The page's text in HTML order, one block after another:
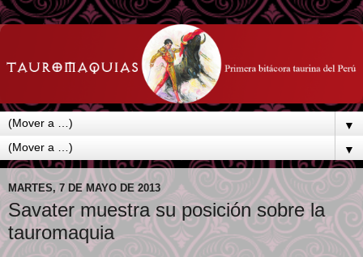
▼
▼
MARTES, 7 DE MAYO DE 2013
Savater muestra su posición sobre la
tauromaquia